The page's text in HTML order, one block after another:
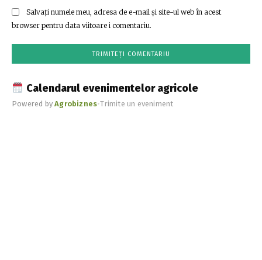
Salvați numele meu, adresa de e-mail și site-ul web în acest
browser pentru data viitoare i comentariu.
Calendarul evenimentelor agricole
Powered byAgrobiznes•Trimite un eveniment